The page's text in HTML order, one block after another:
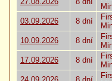
03.09.2026
8 dní
10.09.2026
8 dní
17.09.2026
8 dní